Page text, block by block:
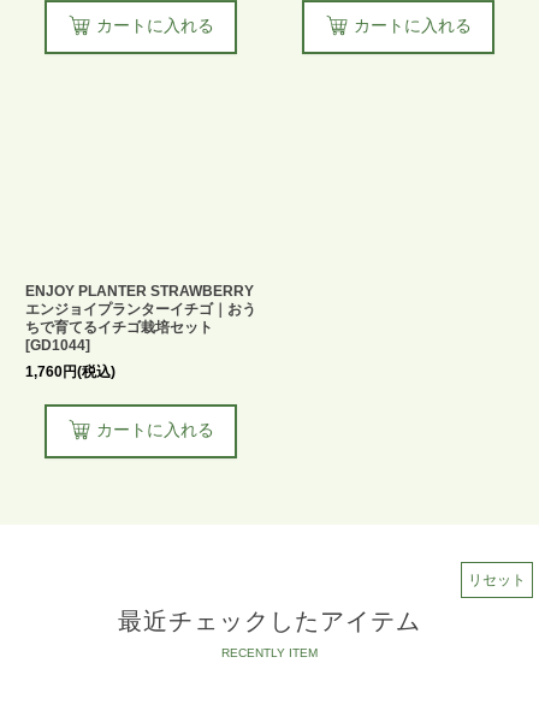
カートに入れる カートに入れる
ENJOY PLANTER STRAWBERRY
エンジョイプランターイチゴ｜おう
ちで育てるイチゴ栽培セット
[GD1044]
1,760円(税込)
カートに入れる
最近チェックしたアイテム
リセット